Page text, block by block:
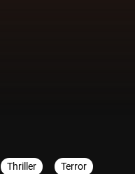
Thriller Terror